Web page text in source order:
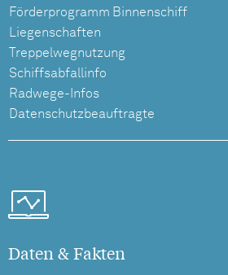
Förderprogramm Binnenschiff
Liegenschaften
Treppelwegnutzung
Schiffsabfallinfo
Radwege-Infos
Datenschutzbeauftragte
Daten & Fakten